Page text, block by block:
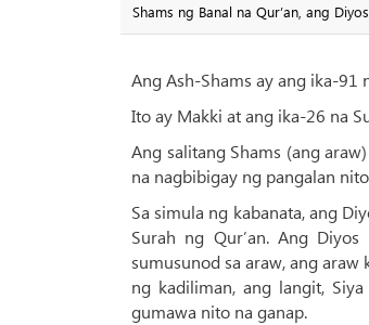
Shams ng Banal na Qur’an, ang
Ang Ash-Shams ay ang ika-91
Ito ay Makki at ang ika-26 na
Ang salitang Shams (ang
na nagbibigay ng pangalan
Sa simula ng kabanata, ang
Surah ng Qur’an. Ang
sumusunod sa araw, ang
ng kadiliman, ang langit,
gumawa nito na ganap.